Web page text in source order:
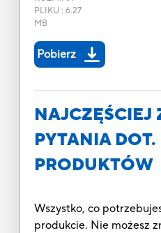
PLIKU : 6.27
MB
Pobierz
NAJCZĘŚCIEJ
PYTANIA DOT.
PRODUKTÓW
Wszystko, co
produkcie. Nie możesz